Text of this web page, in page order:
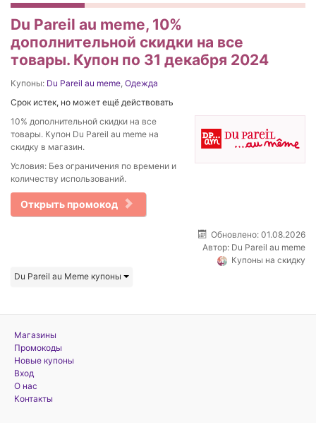
Du Pareil au meme, 10%
дополнительной скидки на все
товары. Купон по 31 декабря 2024
Купоны: Du Pareil au meme, Одежда
Срок истек, но может ещё действовать
10% дополнительной скидки на все
товары. Купон Du Pareil au meme на
скидку в магазин.
Условия: Без ограничения по времени и
количеству использований.
Открыть промокод
Обновлено: 01.08.2026
Автор: Du Pareil au meme
Купоны на скидку
Du Pareil au Meme купоны
Магазины
Промокоды
Новые купоны
Вход
О нас
Контакты